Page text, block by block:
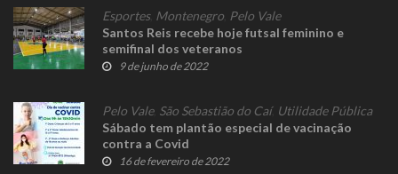
Esportes, Montenegro Pelo Vale
Santos Reis recebe hoje futsal feminino e
semifinal dos veteranos
9 de junho de 2022
Pelo Vale, São Sebastião do Caí, Utilidade Pública
Sábado tem plantão especial de vacinação
contra a Covid
16 de fevereiro de 2022